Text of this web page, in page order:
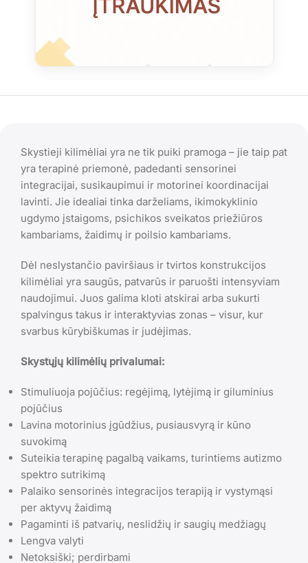
Skystieji kilimėliai yra ne tik puiki pramoga – jie taip pat
yra terapinė priemonė, padedanti sensorinei
integracijai, susikaupimui ir motorinei koordinacijai
lavinti. Jie idealiai tinka darželiams, ikimokyklinio
ugdymo įstaigoms, psichikos sveikatos priežiūros
kambariams, žaidimų ir poilsio kambariams.
Dėl neslystančio paviršiaus ir tvirtos konstrukcijos
kilimėliai yra saugūs, patvarūs ir paruošti intensyviam
naudojimui. Juos galima kloti atskirai arba sukurti
spalvingus takus ir interaktyvias zonas – visur, kur
svarbus kūrybiškumas ir judėjimas.
Skystųjų kilimėlių privalumai:
Stimuliuoja pojūčius: regėjimą, lytėjimą ir giluminius
pojūčius
Lavina motorinius įgūdžius, pusiausvyrą ir kūno
suvokimą
Suteikia terapinę pagalbą vaikams, turintiems autizmo
spektro sutrikimą
Palaiko sensorinės integracijos terapiją ir vystymąsi
per aktyvų žaidimą
Pagaminti iš patvarių, neslidžių ir saugių medžiagų
Lengva valyti
Netoksiški; perdirbami